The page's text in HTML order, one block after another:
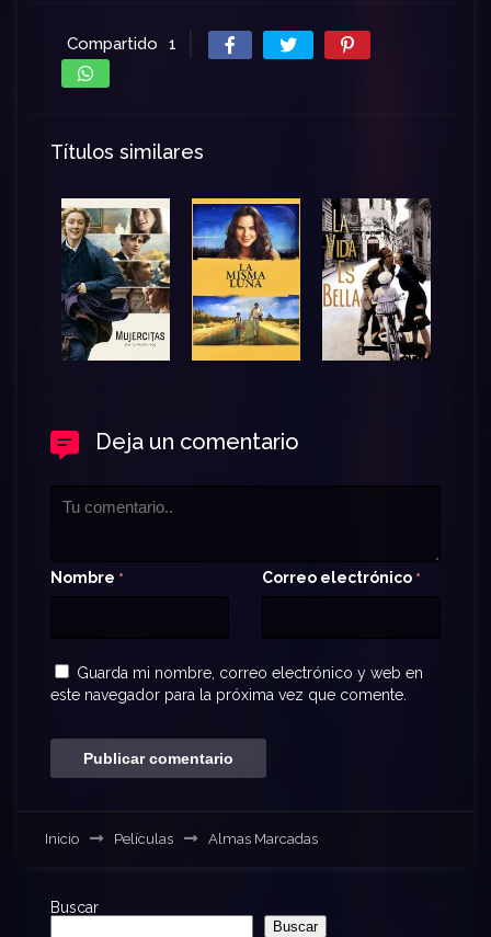
Compartido 1
Títulos similares
Deja un comentario
Nombre * Correo electrónico *
Guarda mi nombre, correo electrónico y web en
este navegador para la próxima vez que comente.
Inicio Películas Almas Marcadas
Buscar
Buscar